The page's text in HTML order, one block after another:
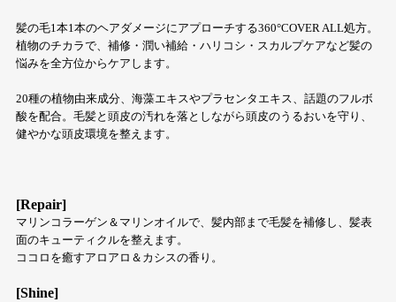
髪の毛1本1本のヘアダメージにアプローチする360°COVER ALL処方。
植物のチカラで、補修・潤い補給・ハリコシ・スカルプケアなど髪の
悩みを全方位からケアします。
20種の植物由来成分、海藻エキスやプラセンタエキス、話題のフルボ
酸を配合。毛髪と頭皮の汚れを落としながら頭皮のうるおいを守り、
健やかな頭皮環境を整えます。
[Repair]
マリンコラーゲン＆マリンオイルで、髪内部まで毛髪を補修し、髪表
面のキューティクルを整えます。
ココロを癒すアロアロ＆カシスの香り。
[Shine]